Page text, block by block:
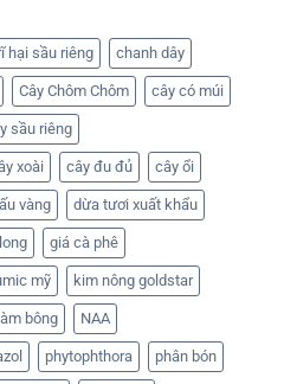
hại sầu riêng chanh dây
Cây Chôm Chôm cây có múi
sầu riêng
xoài cây đu đủ cây ổi
vàng dừa tươi xuất khẩu
giá cà phê
mỹ kim nông goldstar
làm bông NAA
phytophthora phân bón